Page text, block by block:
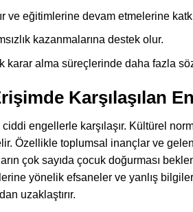
ve eğitimlerine devam etmelerine
kazanmalarına destek olur.
alma süreçlerinde daha fazla
Karşılaşılan
engellerle karşılaşır. Kültürel
Özellikle toplumsal inançlar ve
çok sayıda çocuk doğurması
yönelik efsaneler ve yanlış bilgiler
uzaklaştırır.